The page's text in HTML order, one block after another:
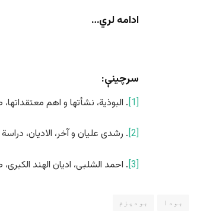
ادامه لري…
سرچینې:
[1] . البوذیة، نشأتها و اهم معتقداتها، ص ۴۶۰ به نقل از: العطار، الدیانات والعقائد، ص ۱۲۷؛ ابوزهرة، الدیانات
[2] . رشدی علیان و آخر، الادیان، دراسة
[3] . احمد الشلبی، ادیان الهند الکبری، ص ۱۵۸-
بودا بودیزم